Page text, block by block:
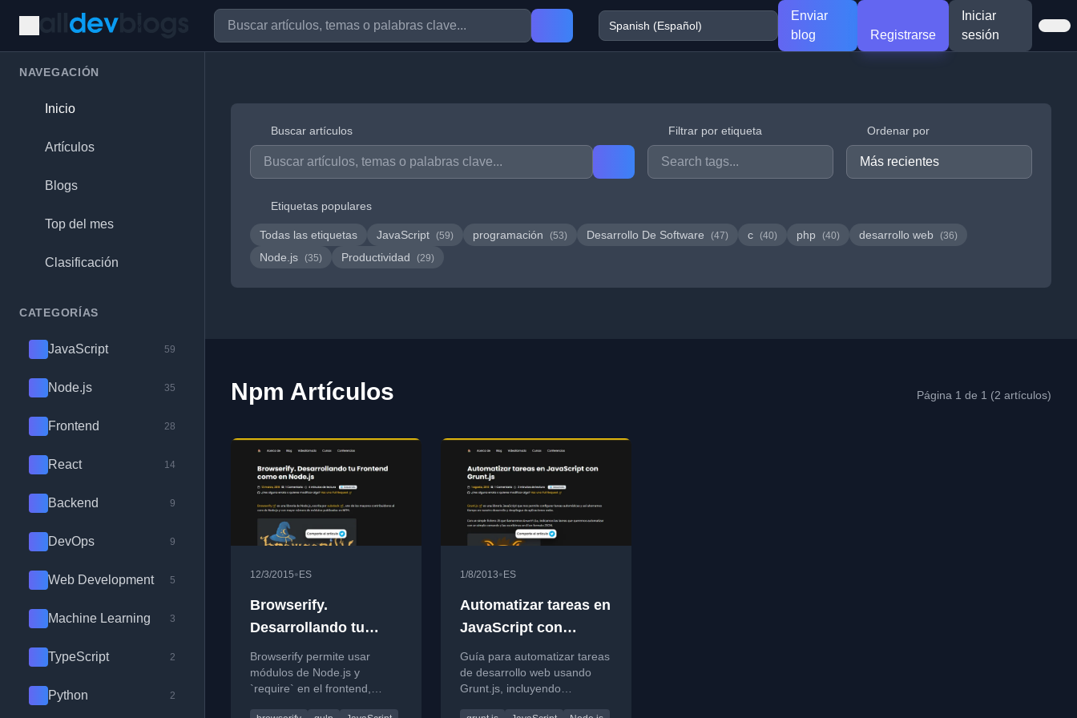
Enviar
blog
Registrarse
Iniciar
sesión
NAVEGACIÓN
Inicio
Artículos
Blogs
Top del mes
Clasificación
CATEGORÍAS
JavaScript 59
Node.js 35
Frontend 28
React 14
Backend 9
DevOps 9
Web Development 5
Machine Learning 3
TypeScript 2
Python 2
Buscar artículos Filtrar por etiqueta Ordenar por
Etiquetas populares
Todas las etiquetas JavaScript (59) programación (53) Desarrollo De Software (47) c (40) php (40) desarrollo web (36)
Node.js (35) Productividad (29)
Npm Artículos Página 1 de 1 (2 artículos)
12/3/2015• ES
Browserify.
Desarrollando tu
Frontend como en
Node.js
Browserify permite usar
módulos de Node.js y
`require` en el frontend,
1/8/2013• ES
Automatizar tareas en
JavaScript con
Grunt.js
Guía para automatizar tareas
de desarrollo web usando
Grunt.js, incluyendo